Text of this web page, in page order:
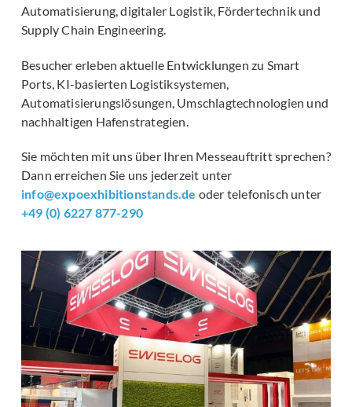
Automatisierung, digitaler Logistik, Fördertechnik und
Supply Chain Engineering.
Besucher erleben aktuelle Entwicklungen zu Smart
Ports, KI-basierten Logistiksystemen,
Automatisierungslösungen, Umschlagtechnologien und
nachhaltigen Hafenstrategien.
Sie möchten mit uns über Ihren Messeauftritt sprechen?
Dann erreichen Sie uns jederzeit unter
info@expoexhibitionstands.de oder telefonisch unter
+49 (0) 6227 877-290